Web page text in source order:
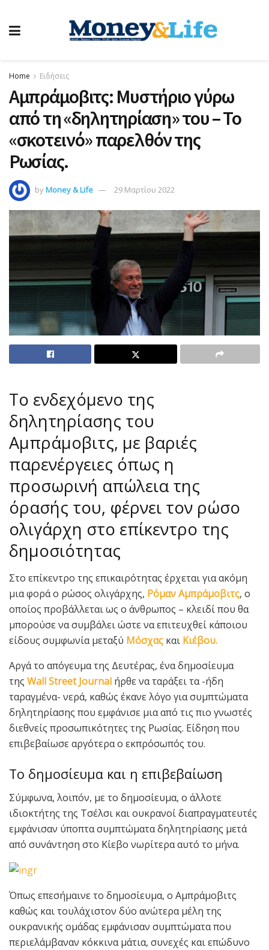
Home Ειδήσεις
Αμπράμοβιτς: Μυστήριο γύρω
από τη «δηλητηρίαση» του – Το
«σκοτεινό» παρελθόν της
Ρωσίας.
byMoney & Life 29 Μαρτίου 2022
Το ενδεχόμενο της
δηλητηρίασης του
Αμπράμοβιτς, με βαριές
παρενέργειες όπως η
προσωρινή απώλεια της
όρασής του, φέρνει τον ρώσο
ολιγάρχη στο επίκεντρο της
δημοσιότητας
Στο επίκεντρο της επικαιρότητας έρχεται για ακόμη
μια φορά ο ρώσος ολιγάρχης, Ρόμαν Αμπράμοβιτς, ο
οποίος προβάλλεται ως ο άνθρωπος – κλειδί που θα
μπορούσε να συμβάλει ώστε να επιτευχθεί κάποιου
είδους συμφωνία μεταξύ Μόσχας και Κιέβου.
Αργά το απόγευμα της Δευτέρας, ένα δημοσίευμα
της Wall Street Journal ήρθε να ταράξει τα -ήδη
ταραγμένα- νερά, καθώς έκανε λόγο για συμπτώματα
δηλητηρίασης που εμφάνισε μια από τις πιο γνωστές
διεθνείς προσωπικότητες της Ρωσίας. Είδηση που
επιβεβαίωσε αργότερα ο εκπρόσωπός του.
Το δημοσίευμα και η επιβεβαίωση
Σύμφωνα, λοιπόν, με το δημοσίευμα, ο άλλοτε
ιδιοκτήτης της Τσέλσι και ουκρανοί διαπραγματευτές
εμφάνισαν ύποπτα συμπτώματα δηλητηρίασης μετά
από συνάντηση στο Κίεβο νωρίτερα αυτό το μήνα.
Όπως επεσήμαινε το δημοσίευμα, ο Αμπράμοβιτς
καθώς και τουλάχιστον δύο ανώτερα μέλη της
ουκρανικής ομάδας εμφάνισαν συμπτώματα που
περιελάμβαναν κόκκινα μάτια, συνεχές και επώδυνο